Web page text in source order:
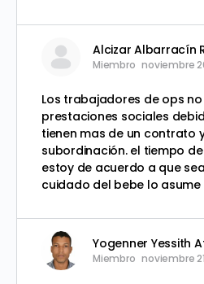
Alcizar Albarracín
Miembro noviembre
Los trabajadores de ops
prestaciones sociales
tienen mas de un contrato
subordinación. el tiempo
estoy de acuerdo a que
cuidado del bebe lo
Yogenner Yessith
Miembro noviembre